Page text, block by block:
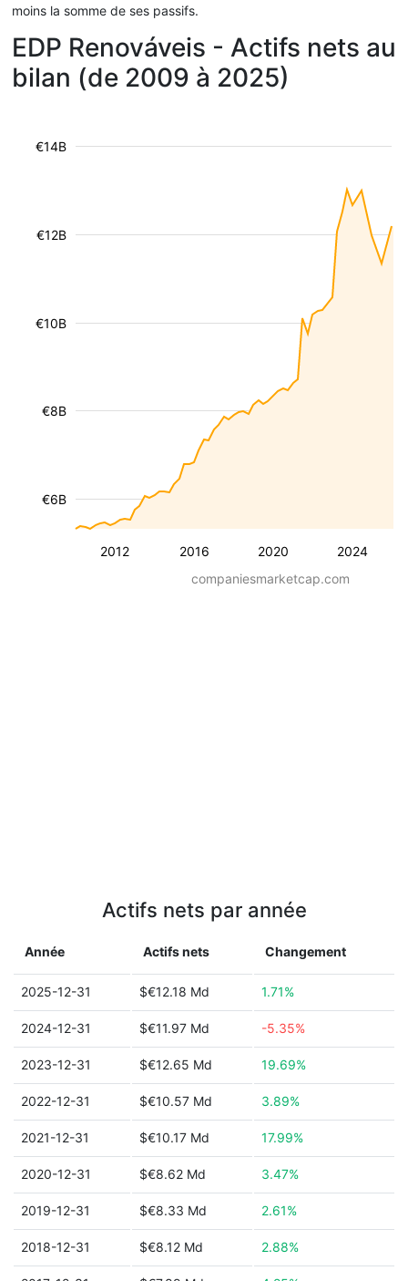
moins la somme de ses passifs.
EDP Renováveis - Actifs nets au
bilan (de 2009 à 2025)
2012 2016 2020 2024
€6B
€8B
€10B
€12B
€14B
companiesmarketcap.com
Actifs nets par année
Année Actifs nets Changement
2025-12-31 $€12.18 Md 1.71%
2024-12-31 $€11.97 Md -5.35%
2023-12-31 $€12.65 Md 19.69%
2022-12-31 $€10.57 Md 3.89%
2021-12-31 $€10.17 Md 17.99%
2020-12-31 $€8.62 Md 3.47%
2019-12-31 $€8.33 Md 2.61%
2018-12-31 $€8.12 Md 2.88%